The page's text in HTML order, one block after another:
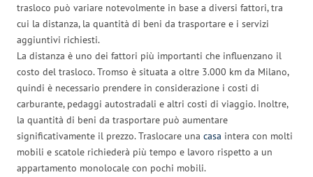
trasloco può variare notevolmente in base a diversi fattori, tra
cui la distanza, la quantità di beni da trasportare e i servizi
aggiuntivi richiesti.
La distanza è uno dei fattori più importanti che influenzano il
costo del trasloco. Tromso è situata a oltre 3.000 km da Milano,
quindi è necessario prendere in considerazione i costi di
carburante, pedaggi autostradali e altri costi di viaggio. Inoltre,
la quantità di beni da trasportare può aumentare
significativamente il prezzo. Traslocare una casa intera con molti
mobili e scatole richiederà più tempo e lavoro rispetto a un
appartamento monolocale con pochi mobili.